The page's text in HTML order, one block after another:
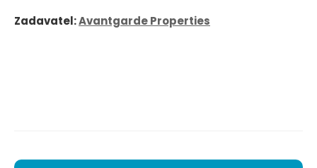
Zadavatel:Avantgarde Properties